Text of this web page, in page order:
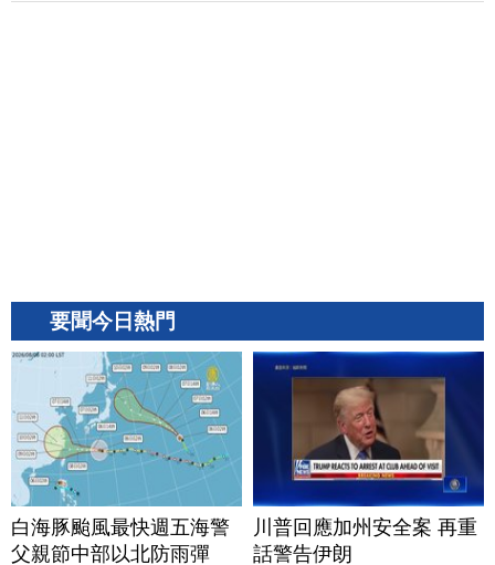
要聞今日熱門
白海豚颱風最快週五海警
父親節中部以北防雨彈
川普回應加州安全案 再重
話警告伊朗